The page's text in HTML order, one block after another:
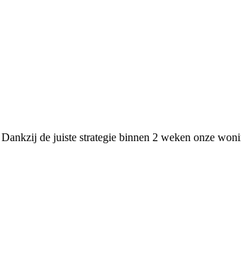
de juiste strategie binnen 2 weken onze